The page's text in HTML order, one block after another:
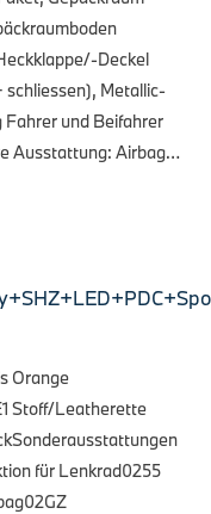
Deckel
Metallic-
und Beifahrer
Ausstattung: Airbag…
Orange
Stoff/Leatherette
für Lenkrad0255